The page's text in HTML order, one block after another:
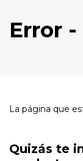
Error
La página que
Quizás te